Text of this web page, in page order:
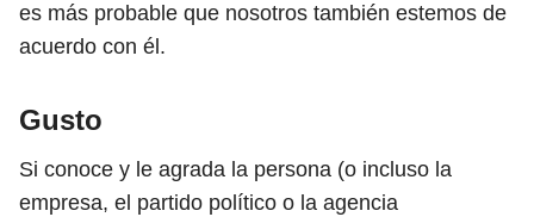
es más probable que nosotros también estemos de
acuerdo con él.
Gusto
Si conoce y le agrada la persona (o incluso la
empresa, el partido político o la agencia